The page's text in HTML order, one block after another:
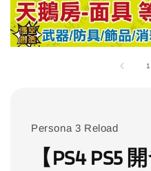
1
Persona 3 Reload
【PS4 PS5